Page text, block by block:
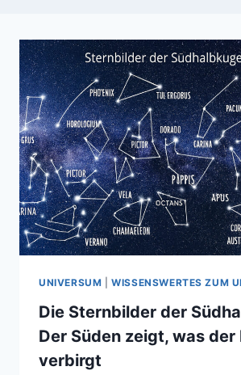
UNIVERSUM |WISSENSWERTES ZUM
Die Sternbilder der
Der Süden zeigt, was der
verbirgt